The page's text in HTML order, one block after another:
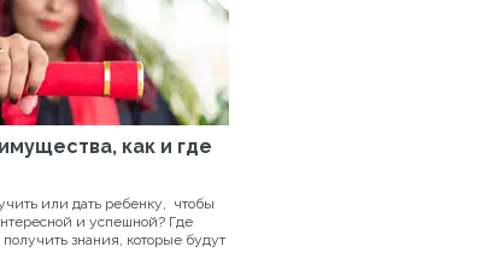
как и где
или дать ребенку, чтобы
и успешной? Где
знания, которые будут